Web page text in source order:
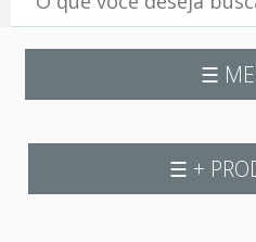
☰
☰ +